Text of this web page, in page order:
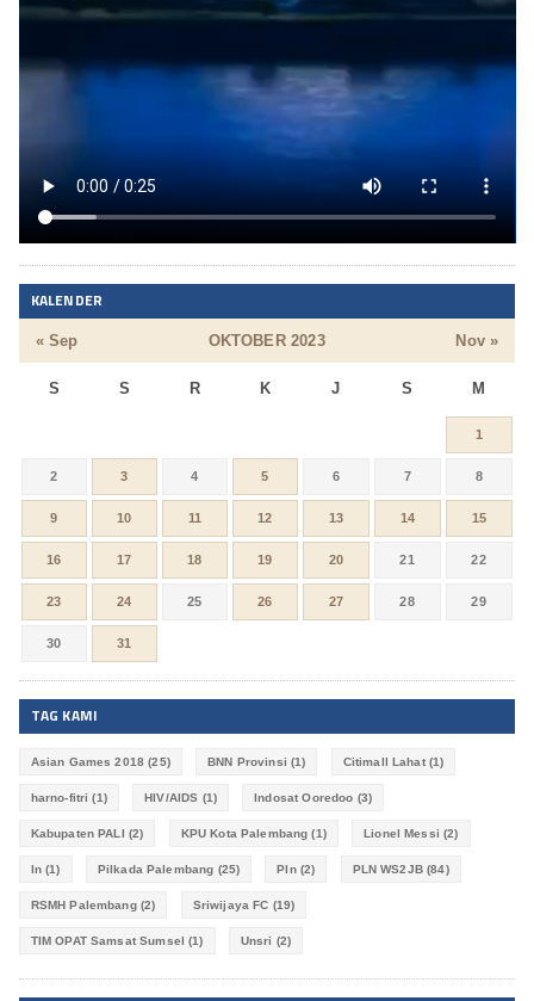
KALENDER
OKTOBER 2023
S S R K J S M
« Sep Nov »
1
2 3 4 5 6 7 8
9 10 11 12 13 14 15
16 17 18 19 20 21 22
23 24 25 26 27 28 29
30 31
TAG KAMI
Asian Games 2018 (25) BNN Provinsi (1) Citimall Lahat(1)
harno-fitri (1) HIV/AIDS (1) Indosat Ooredoo (3)
Kabupaten PALI (2) KPU Kota Palembang (1) Lionel Messi (2)
ln (1) Pilkada Palembang (25) Pln(2) PLN WS2JB(84)
RSMH Palembang(2) Sriwijaya FC (19)
TIM OPAT Samsat Sumsel (1) Unsri (2)